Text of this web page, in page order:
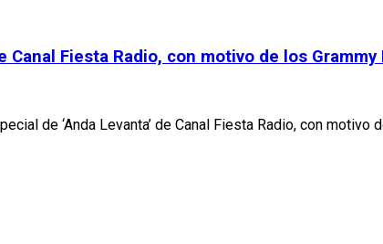
Canal Fiesta Radio, con motivo de los
de ‘Anda Levanta’ de Canal Fiesta Radio, con